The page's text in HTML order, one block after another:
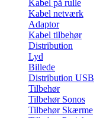
Kabel på rulle
Kabel netværk
Adaptor
Kabel tilbehør
Distribution
Lyd
Billede
Distribution USB
Tilbehør
Tilbehør Sonos
Tilbehør Skærme